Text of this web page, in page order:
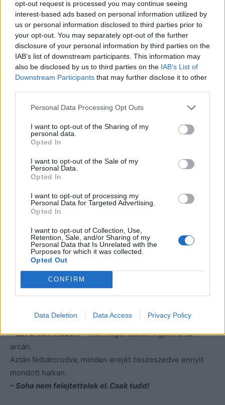
opt-out request is processed you may continue seeing
interest-based ads based on personal information utilized by
us or personal information disclosed to third parties prior to
your opt-out. You may separately opt-out of the further
disclosure of your personal information by third parties on the
IAB’s list of downstream participants. This information may
also be disclosed by us to third parties on the IAB’s List of
Downstream Participants that may further disclose it to other
Personal Data Processing Opt Outs
I want to opt-out of the Sharing of my
personal data.
Opted In
I want to opt-out of the Sale of my
Personal Data.
Opted In
I want to opt-out of processing my
Personal Data for Targeted Advertising.
Opted In
I want to opt-out of Collection, Use,
Retention, Sale, and/or Sharing of my
Personal Data that Is Unrelated with the
Purposes for which it was collected.
Opted Out
CONFIRM
Data Deletion Data Access Privacy Policy
– Hát, amint látod, egyhamar nem tudom megjavítani a
– Hangjában nem kis cinizmus vegyült.
– Nem baj, megvárom.– Az asszony szeme tele volt
kedvességgel. Nem őrzött sértődést. Rég elfeledte már
azt, hogy nem lehettek egymáséi. Azt viszont, hogy
mennyire szerette a sudár, fekete fiút valaha, soha egy
hitt istenben, a csodákban, a véletlenekben, erre most
mindent megtapasztalt egyszerre. Az járt a fejében, hogy
hosszú élete során kevés alkalommal volt ennyire
Az asszony érezte, hogy fel kell dolgozniuk a találkozást,
Lesimította a szoknyáját, felvette a táskáját és végtelenül
ismerős mosollyal ennyit mondott:
– Most hagylak pihenni. Az orvos is mondta, nem szabad
kifárasztani téged.
A beteg megriadt. A csoda kezdett szertefoszlani. Lehet,
hogy nem is volt valóságos.
– Ha megengeded, bármikor.
– Ezt el sem hiszem– mormogta széles vigyorral az
arcán.
Aztán felbátorodva, minden erejét összeszedve ennyit
mondott halkan:
– Soha nem felejtettelek el. Csak tudd!